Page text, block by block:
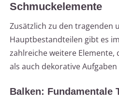
Schmuckelemente
Zusätzlich zu den tragenden
Hauptbestandteilen gibt es
zahlreiche weitere
als auch dekorative
Balken: Fundamentale